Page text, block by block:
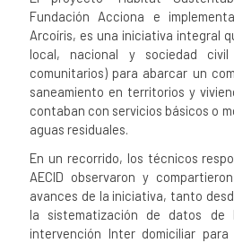
Fundación Acciona e
Arcoíris, es una iniciativa integral
local, nacional y sociedad
comunitarios) para abarcar un
saneamiento en territorios y
contaban con servicios básicos o
aguas residuales.
En un recorrido, los técnicos
AECID observaron y
avances de la iniciativa, tanto
la sistematización de datos de
intervención Inter domiciliar